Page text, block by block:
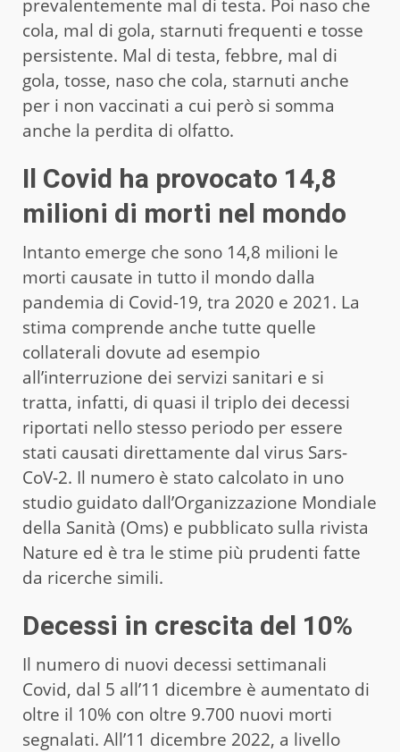
prevalentemente mal di testa. Poi naso che
cola, mal di gola, starnuti frequenti e tosse
persistente. Mal di testa, febbre, mal di
gola, tosse, naso che cola, starnuti anche
per i non vaccinati a cui però si somma
anche la perdita di olfatto.
Il Covid ha provocato 14,8
milioni di morti nel mondo
Intanto emerge che sono 14,8 milioni le
morti causate in tutto il mondo dalla
pandemia di Covid-19, tra 2020 e 2021. La
stima comprende anche tutte quelle
collaterali dovute ad esempio
all’interruzione dei servizi sanitari e si
tratta, infatti, di quasi il triplo dei decessi
riportati nello stesso periodo per essere
stati causati direttamente dal virus Sars-
CoV-2. Il numero è stato calcolato in uno
studio guidato dall’Organizzazione Mondiale
della Sanità (Oms) e pubblicato sulla rivista
Nature ed è tra le stime più prudenti fatte
da ricerche simili.
Decessi in crescita del 10%
Il numero di nuovi decessi settimanali
Covid, dal 5 all’11 dicembre è aumentato di
oltre il 10% con oltre 9.700 nuovi morti
segnalati. All’11 dicembre 2022, a livello